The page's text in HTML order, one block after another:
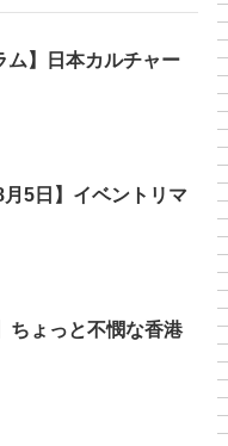
ム】日本カルチャー
月5日】イベントリマ
ちょっと不憫な香港